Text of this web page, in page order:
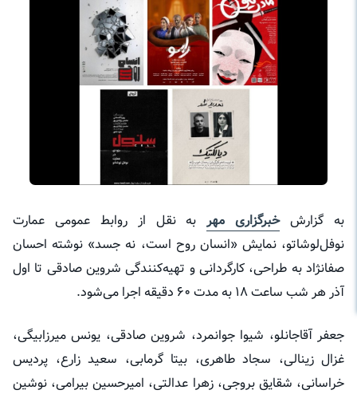
به گزارشخبرگزاری مهربه نقل از روابط عمومی عمارت
نوفل‌لوشاتو، نمایش «انسان روح است، نه جسد» نوشته احسان
صفانژاد به طراحی، کارگردانی و تهیه‌کنندگی شروین صادقی تا اول
آذر هر شب ساعت ۱۸ به مدت ۶۰ دقیقه اجرا می‌شود.
جعفر ‌آقاجانلو، شیوا ‌جوانمرد، شروین ‌صادقی، یونس ‌میرزابیگی،
غزال ‌زینالی، سجاد ‌طاهری، بیتا ‌گرمابی، سعید ‌زارع، پردیس
‌خراسانی، شقایق ‌بروجی، زهرا ‌عدالتی، امیرحسین ‌بیرامی، نوشین